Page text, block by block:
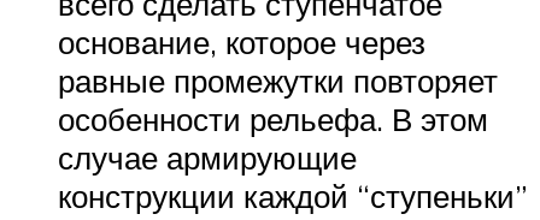
основание, которое через
равные промежутки повторяет
особенности рельефа. В этом
случае армирующие
конструкции каждой “ступеньки”